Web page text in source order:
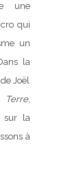
une
qui
un
la
Joël
Terre,
sur la
à